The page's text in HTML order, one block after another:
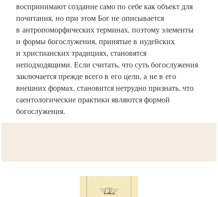
воспринимают создание само по себе как объект для
почитания, но при этом Бог не описывается
в антропоморфических терминах, поэтому элементы
и формы богослужения, принятые в иудейских
и христианских традициях, становятся
неподходящими. Если считать, что суть богослужения
заключается прежде всего в его цели, а не в его
внешних формах, становится нетрудно признать, что
саентологические практики являются формой
богослужения.